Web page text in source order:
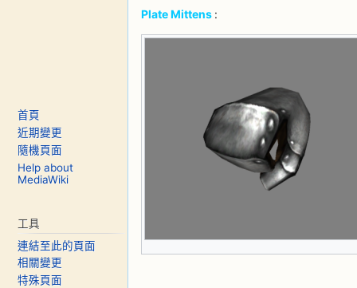
Plate Mittens :
首頁
近期變更
隨機頁面
Help about
MediaWiki
工具
連結至此的頁面
相關變更
特殊頁面